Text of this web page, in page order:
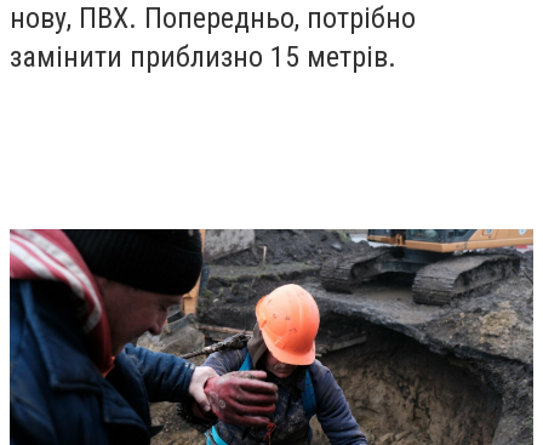
нову, ПВХ. Попередньо, потрібно
замінити приблизно 15 метрів.